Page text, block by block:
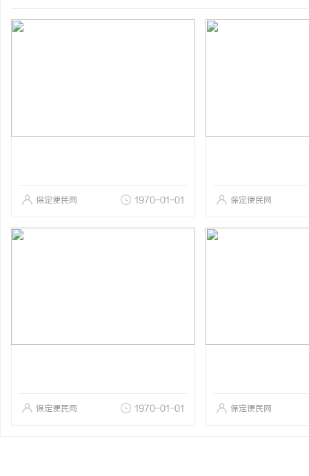
保定便民网 1970-01-01 保定便民网
保定便民网 1970-01-01 保定便民网